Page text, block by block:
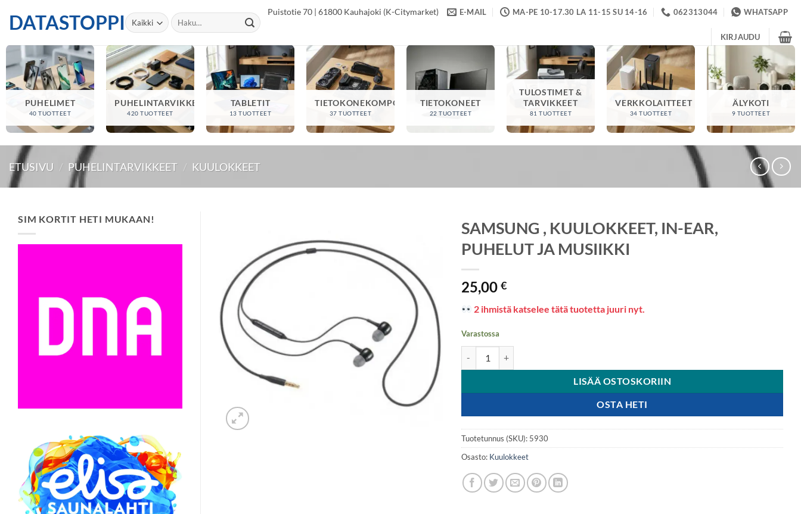
DATASTOPPI Etsi:
Puistotie 70 | 61800 Kauhajoki (K-Citymarket) E-MAIL MA-PE 10-17.30 LA 11-15 SU 14-16 062313044 WHATSAPP
KIRJAUDU
PUHELIMET
40 TUOTTEET
PUHELINTARVIKKEET
420 TUOTTEET
TABLETIT
13 TUOTTEET
TIETOKONEKOMPONENTIT
37 TUOTTEET
TIETOKONEET
22 TUOTTEET
TULOSTIMET &
TARVIKKEET
81 TUOTTEET
VERKKOLAITTEET
34 TUOTTEET
ÄLYKOTI
9 TUOTTEET
ETUSIVU / PUHELINTARVIKKEET / KUULOKKEET
SIM KORTIT HETI MUKAAN!
SAMSUNG , KUULOKKEET, IN-EAR,
PUHELUT JA MUSIIKKI
25,00€
2 ihmistä katselee tätä tuotetta juuri nyt.
Varastossa
LISÄÄ OSTOSKORIIN
OSTA HETI
Tuotetunnus (SKU): 5930
Osasto: Kuulokkeet